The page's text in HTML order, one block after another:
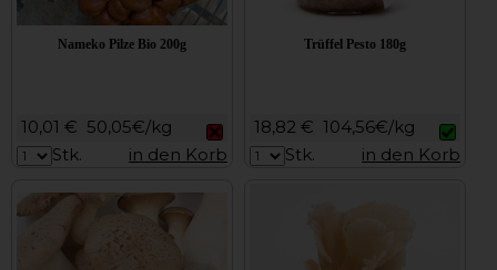
Nameko Pilze Bio 200g
10,01 € 50,05€/kg
Stk.
in den Korb
Trüffel Pesto 180g
18,82 € 104,56€/kg
Stk.
in den Korb